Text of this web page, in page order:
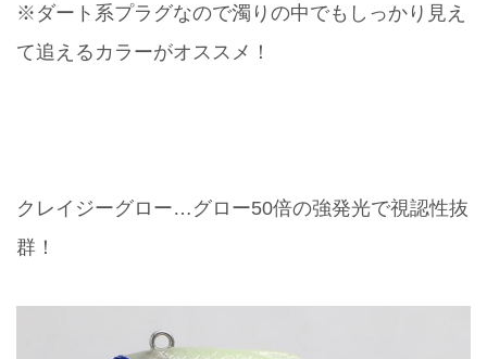
※ダート系プラグなので濁りの中でもしっかり見え
て追えるカラーがオススメ！
クレイジーグロー…グロー50倍の強発光で視認性抜
群！